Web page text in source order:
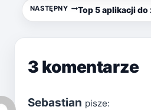
wpisu
NASTĘPNY Top 5 aplikacji
3 komentarze
Sebastian pisze: